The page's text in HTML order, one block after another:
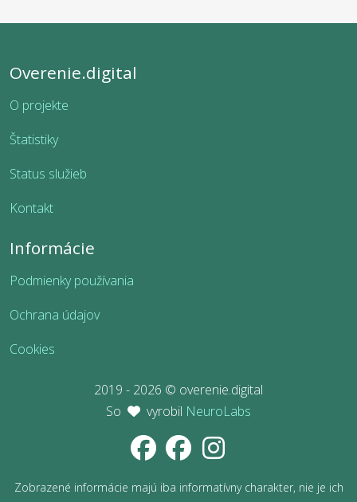
Overenie.digital
O projekte
Štatistiky
Status služieb
Kontakt
Informácie
Podmienky používania
Ochrana údajov
Cookies
2019 - 2026 © overenie.digital
So
vyrobil NeuroLabs
Zobrazené informácie majú iba informatívny charakter, nie je ich